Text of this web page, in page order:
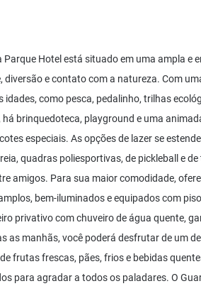
Parque Hotel está situado em uma ampla e
diversão e contato com a natureza. Com
idades, como pesca, pedalinho, trilhas
há brinquedoteca, playground e uma
especiais. As opções de lazer se
quadras poliesportivas, de pickleball e
amigos. Para sua maior comodidade,
bem-iluminados e equipados com
privativo com chuveiro de água quente,
as manhãs, você poderá desfrutar de um
frutas frescas, pães, frios e bebidas
para agradar a todos os paladares. O